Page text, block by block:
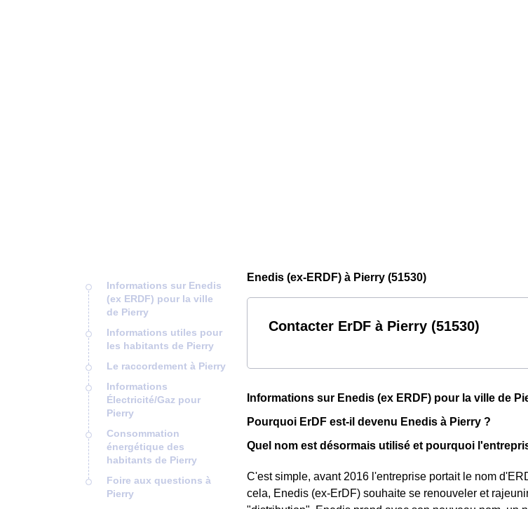
Informations sur Enedis
(ex ERDF) pour la ville
de Pierry
Informations utiles pour
les habitants de Pierry
Le raccordement à Pierry
Informations
Électricité/Gaz pour
Pierry
Consommation
énergétique des
habitants de Pierry
Foire aux questions à
Pierry
Enedis (ex-ERDF) à Pierry (51530)
Contacter ErDF à Pierry (51530)
Informations sur Enedis (ex ERDF) pour la ville de
Pourquoi ErDF est-il devenu Enedis à Pierry ?
Quel nom est désormais utilisé et pourquoi
C'est simple, avant 2016 l'entreprise portait le nom
cela, Enedis (ex-ErDF) souhaite se renouveler et